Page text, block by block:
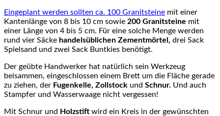
Eingeplant werden sollten ca. 100 Granitsteine mit einer
Kantenlänge von 8 bis 10 cm sowie 200 Granitsteine mit
einer Länge von 4 bis 5 cm. Für eine solche Menge werden
rund vier Säcke handelsüblichen Zementmörtel , drei Sack
Spielsand und zwei Sack Buntkies benötigt.
Der geübte Handwerker hat natürlich sein Werkzeug
beisammen, eingeschlossen einem Brett um die Fläche gerade
zu ziehen, der Fugenkelle, Zollstock und Schnur. Und auch
Stampfer und Wasserwaage nicht vergessen!
Mit Schnur und Holzstift wird ein Kreis in der gewünschten